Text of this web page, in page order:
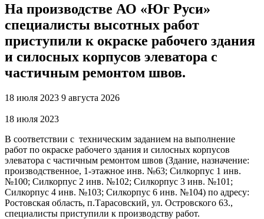
На производстве АО «Юг Руси»
специалисты высотных работ
приступили к окраске рабочего здания
и силосных корпусов элеватора с
частичным ремонтом швов.
18 июля 2023 9 августа 2026
18 июля 2023
В соответствии с техническим заданием на выполнение
работ по окраске рабочего здания и силосных корпусов
элеватора с частичным ремонтом швов (Здание, назначение:
производственное, 1-этажное инв. №63; Силкорпус 1 инв.
№100; Силкорпус 2 инв. №102; Силкорпус 3 инв. №101;
Силкорпус 4 инв. №103; Силкорпус 6 инв. №104) по адресу:
Ростовская область, п.Тарасовский, ул. Островского 63.,
специалисты приступили к производству работ.